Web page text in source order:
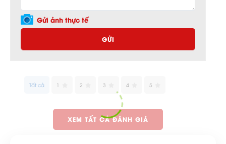
Gửi ảnh thực tế
GỬI
Tất cả 1 2 3 4 5
XEM TẤT CẢ ĐÁNH GIÁ